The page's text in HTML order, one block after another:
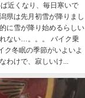
近くなり、毎日寒いで
県は先月初雪が降りまし
に雪が降り始めるらしい
ない…。。。 バイク乗
ク冬眠の季節がいよいよ
わけで、寂しいけ...